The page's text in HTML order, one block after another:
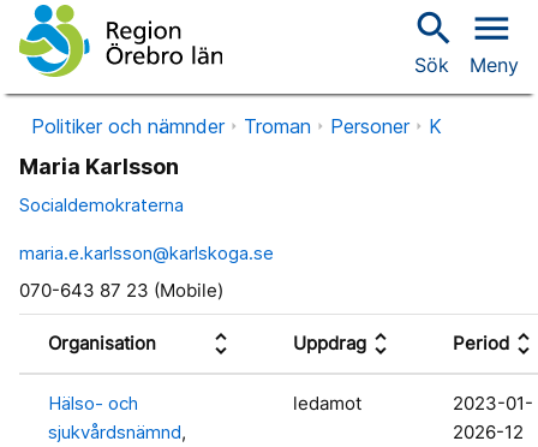
search
Sök
menu
Meny
Politiker och nämnder Troman Personer K
Maria Karlsson
Socialdemokraterna
maria.e.karlsson@karlskoga.se
070-643 87 23 (Mobile)
Organisation unfold_more Uppdrag unfold_more Period unfold_more
Hälso- och
sjukvårdsnämnd,
ledamot
2023-01-
2026-12